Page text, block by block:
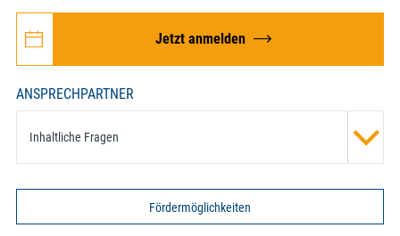
Jetzt anmelden
ANSPRECHPARTNER
Inhaltliche Fragen
Fördermöglichkeiten